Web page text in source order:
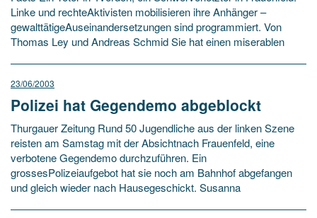
Linke und rechteAktivisten mobilisieren ihre Anhänger –
gewalttätigeAuseinandersetzungen sind programmiert. Von
Thomas Ley und Andreas Schmid Sie hat einen miserablen
23/06/2003
Polizei hat Gegendemo abgeblockt
Thurgauer Zeitung Rund 50 Jugendliche aus der linken Szene
reisten am Samstag mit der Absichtnach Frauenfeld, eine
verbotene Gegendemo durchzuführen. Ein
grossesPolizeiaufgebot hat sie noch am Bahnhof abgefangen
und gleich wieder nach Hausegeschickt. Susanna